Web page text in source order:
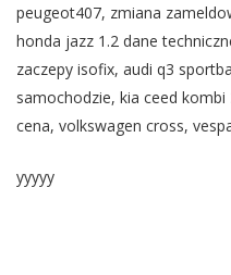
peugeot407, zmiana
honda jazz 1.2 dane
zaczepy isofix, audi q3
samochodzie, kia ceed
cena, volkswagen cross,
yyyyy